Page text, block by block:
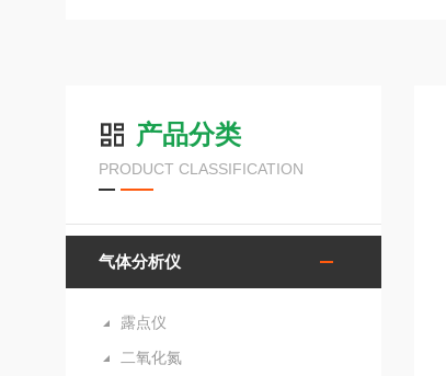
产品分类
PRODUCT CLASSIFICATION
气体分析仪
露点仪
二氧化氮